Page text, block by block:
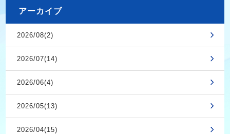
アーカイブ
2026/08(2)
2026/07(14)
2026/06(4)
2026/05(13)
2026/04(15)